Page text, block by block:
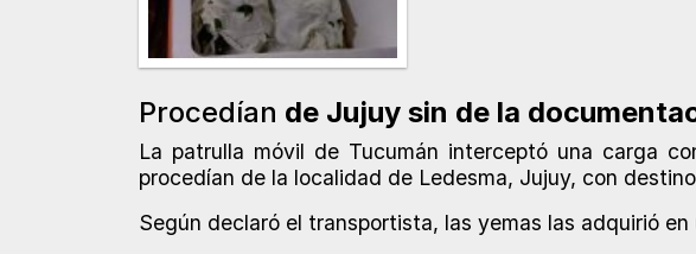
Procedían de Jujuy sin de la
La patrulla móvil de Tucumán interceptó una carga
procedían de la localidad de Ledesma, Jujuy, con
Según declaró el transportista, las yemas las adquirió